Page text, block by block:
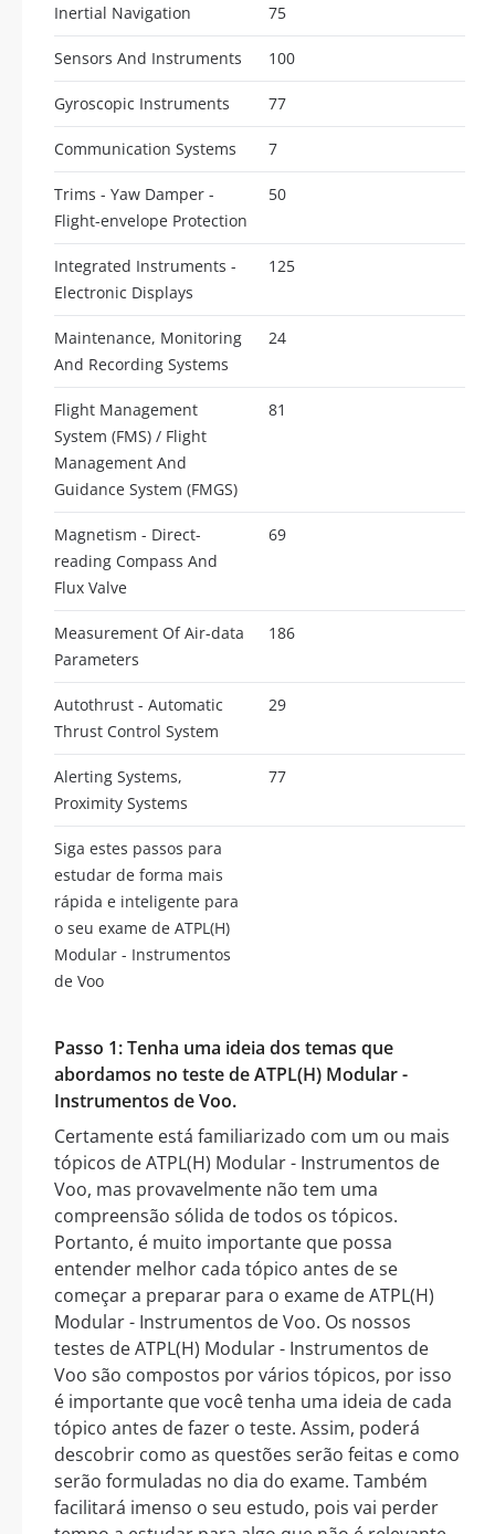
Inertial Navigation 75
Sensors And Instruments 100
Gyroscopic Instruments 77
Communication Systems 7
Trims - Yaw Damper -
Flight-envelope Protection
50
Integrated Instruments -
Electronic Displays
125
Maintenance, Monitoring
And Recording Systems
24
Flight Management
System (FMS) / Flight
Management And
Guidance System (FMGS)
81
Magnetism - Direct-
reading Compass And
Flux Valve
69
Measurement Of Air-data
Parameters
186
Autothrust - Automatic
Thrust Control System
29
Alerting Systems,
Proximity Systems
77
Siga estes passos para
estudar de forma mais
rápida e inteligente para
o seu exame de ATPL(H)
Modular - Instrumentos
de Voo
Passo 1: Tenha uma ideia dos temas que
abordamos no teste de ATPL(H) Modular -
Instrumentos de Voo.
Certamente está familiarizado com um ou mais
tópicos de ATPL(H) Modular - Instrumentos de
Voo, mas provavelmente não tem uma
compreensão sólida de todos os tópicos.
Portanto, é muito importante que possa
entender melhor cada tópico antes de se
começar a preparar para o exame de ATPL(H)
Modular - Instrumentos de Voo. Os nossos
testes de ATPL(H) Modular - Instrumentos de
Voo são compostos por vários tópicos, por isso
é importante que você tenha uma ideia de cada
tópico antes de fazer o teste. Assim, poderá
descobrir como as questões serão feitas e como
serão formuladas no dia do exame. Também
facilitará imenso o seu estudo, pois vai perder